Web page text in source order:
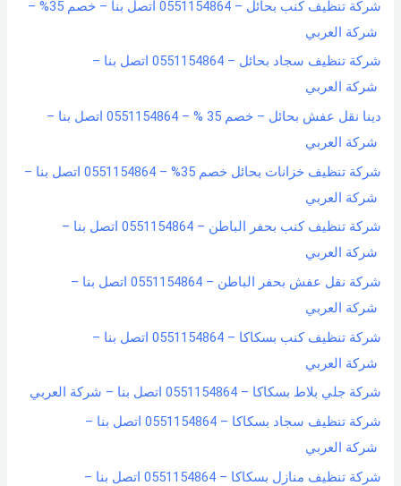
شركة تنظيف كنب بحائل – 0551154864 اتصل بنا – خصم 35% –
شركة العربي
شركة تنظيف سجاد بحائل – 0551154864 اتصل بنا –
شركة العربي
دينا نقل عفش بحائل – خصم 35 % – 0551154864 اتصل بنا –
شركة العربي
شركة تنظيف خزانات بحائل خصم 35% – 0551154864 اتصل بنا –
شركة العربي
شركة تنظيف كنب بحفر الباطن – 0551154864 اتصل بنا –
شركة العربي
شركة نقل عفش بحفر الباطن – 0551154864 اتصل بنا –
شركة العربي
شركة تنظيف كنب بسكاكا – 0551154864 اتصل بنا –
شركة العربي
شركة جلي بلاط بسكاكا – 0551154864 اتصل بنا – شركة العربي
شركة تنظيف سجاد بسكاكا – 0551154864 اتصل بنا –
شركة العربي
شركة تنظيف منازل بسكاكا – 0551154864 اتصل بنا –